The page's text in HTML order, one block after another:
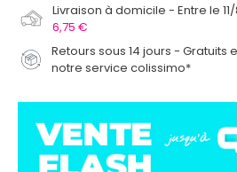
Livraison à domicile
Entre le
6,75 €
Retours sous 14 jours - Gratuits
notre service colissimo*